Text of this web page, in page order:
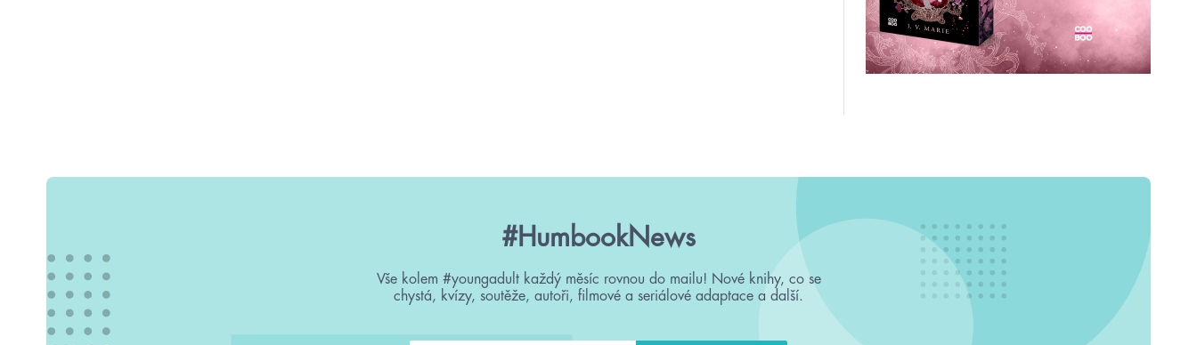
#HumbookNews
Vše kolem #youngadult každý měsíc rovnou do mailu! Nové knihy, co se
chystá, kvízy, soutěže, autoři, filmové a seriálové adaptace a další.